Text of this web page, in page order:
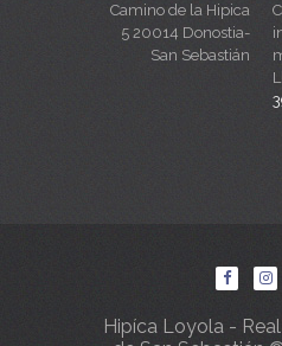
Camino de la Hipica
5 20014 Donostia-
San Sebastián
Hipíca Loyola -